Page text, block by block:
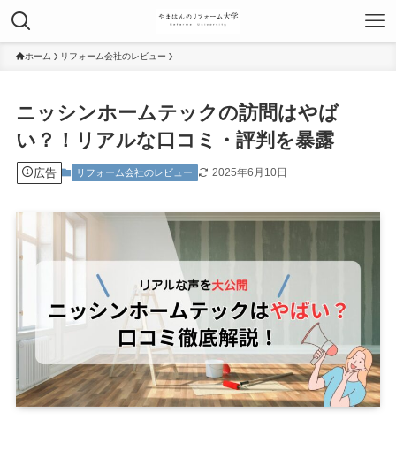
ホーム リフォーム会社のレビュー
ニッシンホームテックの訪問はやば
い？！リアルな口コミ・評判を暴露
広告 リフォーム会社のレビュー 2025年6月10日